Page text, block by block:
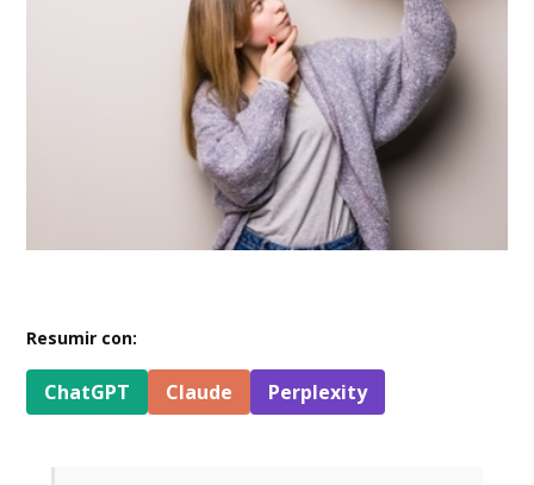
Resumir con:
ChatGPT Claude Perplexity